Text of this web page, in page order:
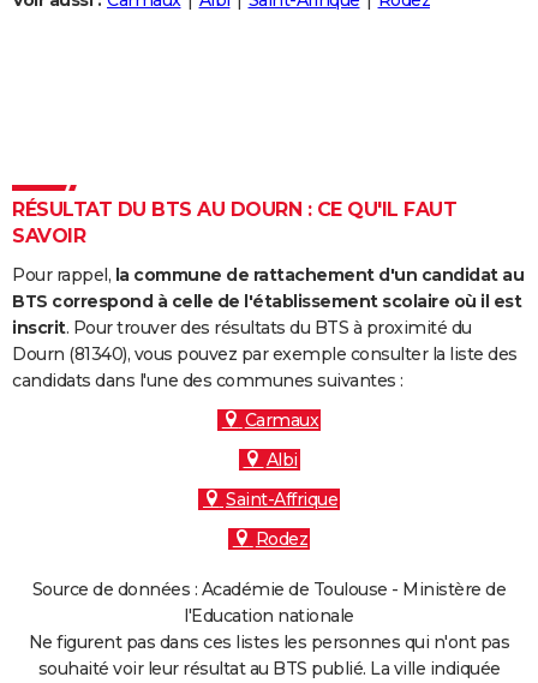
Carte de Noël
Carte Bonne année
Carte Saint-Valentin
Carte Pâques
Carte d'anniversaire
Dictionnaire
Biographies
Citations
Expressions
Proverbes
PROGRAMME TV
COPAINS D'AVANT
S'inscrire
Se connecter
Lycées
Collèges
Primaires
Universités
Entreprises
Service militaire
Avis de recherche
AVIS DE DÉCÈS
RÉSULTAT DU BTS AU DOURN : CE QU'IL FAUT
SAVOIR
Pour rappel, la commune de rattachement d'un candidat au
BTS correspond à celle de l'établissement scolaire où il est
inscrit. Pour trouver des résultats du BTS à proximité du
Dourn (81340), vous pouvez par exemple consulter la liste des
candidats dans l'une des communes suivantes :
Carmaux
Albi
Saint-Affrique
Rodez
Source de données : Académie de Toulouse - Ministère de
l'Education nationale
Ne figurent pas dans ces listes les personnes qui n'ont pas
souhaité voir leur résultat au BTS publié. La ville indiquée